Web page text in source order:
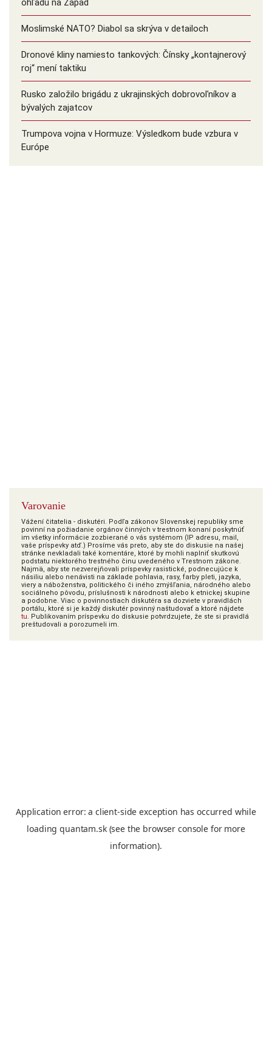
ohľadu na Západ
Moslimské NATO? Diabol sa skrýva v detailoch
Dronové kliny namiesto tankových: Čínsky ️„kontajnerový
roj“ mení taktiku
Rusko založilo brigádu z ukrajinských dobrovoľníkov a
bývalých zajatcov
Trumpova vojna v Hormuze: Výsledkom bude vzbura v
Európe
Varovanie
Vážení čitatelia - diskutéri. Podľa zákonov Slovenskej republiky sme
povinní na požiadanie orgánov činných v trestnom konaní poskytnúť
im všetky informácie zozbierané o vás systémom (IP adresu, mail,
vaše príspevky atď.) Prosíme vás preto, aby ste do diskusie na našej
stránke nevkladali také komentáre, ktoré by mohli naplniť skutkovú
podstatu niektorého trestného činu uvedeného v Trestnom zákone.
Najmä, aby ste nezverejňovali príspevky rasistické, podnecujúce k
násiliu alebo nenávisti na základe pohlavia, rasy, farby pleti, jazyka,
viery a náboženstva, politického či iného zmýšľania, národného alebo
sociálneho pôvodu, príslušnosti k národnosti alebo k etnickej skupine
a podobne. Viac o povinnostiach diskutéra sa dozviete v pravidlách
portálu, ktoré si je každý diskutér povinný naštudovať a ktoré nájdete
tu. Publikovaním príspevku do diskusie potvrdzujete, že ste si pravidlá
preštudovali a porozumeli im.